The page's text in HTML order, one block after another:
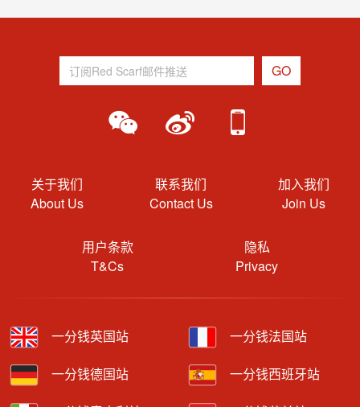
关于我们
About Us
联系我们
Contact Us
加入我们
Join Us
用户条款
T&Cs
隐私
Privacy
一分钱英国站 一分钱法国站
一分钱德国站 一分钱西班牙站